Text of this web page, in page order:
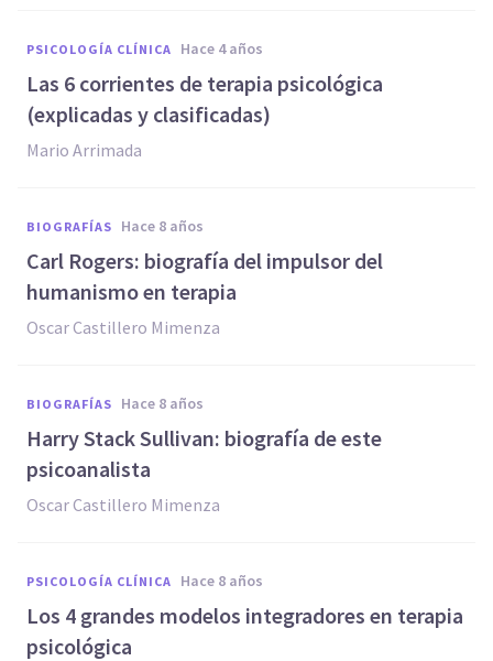
PSICOLOGÍA CLÍNICA hace 4 años
Las 6 corrientes de terapia psicológica
(explicadas y clasificadas)
Mario Arrimada
BIOGRAFÍAS hace 8 años
Carl Rogers: biografía del impulsor del
humanismo en terapia
Oscar Castillero Mimenza
BIOGRAFÍAS hace 8 años
​Harry Stack Sullivan: biografía de este
psicoanalista
Oscar Castillero Mimenza
PSICOLOGÍA CLÍNICA hace 8 años
Los 4 grandes modelos integradores en terapia
psicológica